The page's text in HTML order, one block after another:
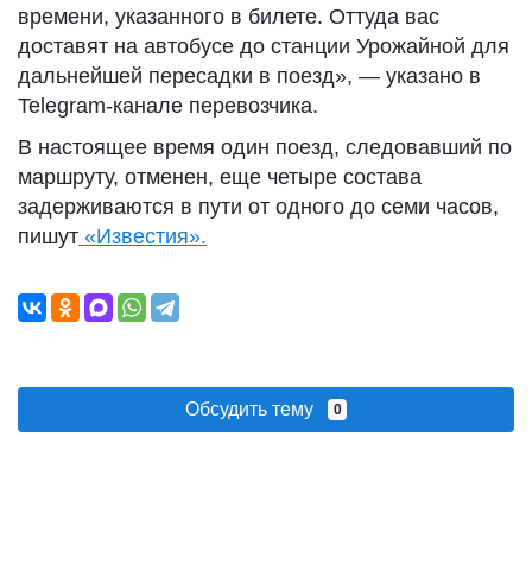
времени, указанного в билете. Оттуда вас
доставят на автобусе до станции Урожайной для
дальнейшей пересадки в поезд», — указано в
Telegram-канале перевозчика.
В настоящее время один поезд, следовавший по
маршруту, отменен, еще четыре состава
задерживаются в пути от одного до семи часов,
пишут «Известия».
Обсудить тему 0